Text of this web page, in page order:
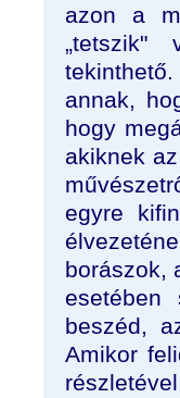
azon a
„tetszik"
annak,
hogy
akiknek
egyre
borászok,
beszéd,
Amikor